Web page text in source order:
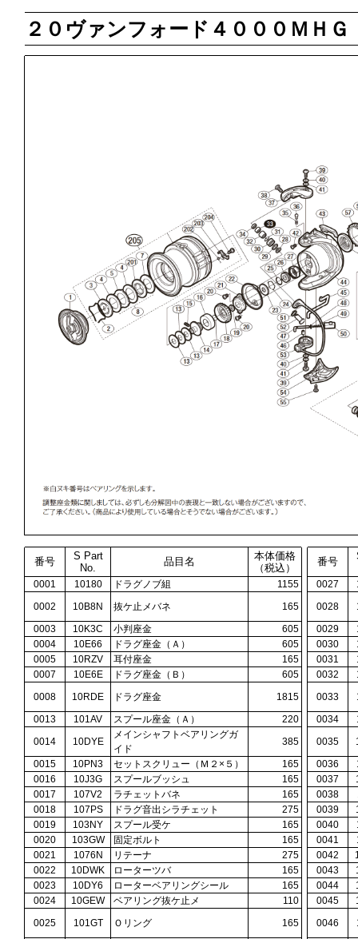
２０ヴァンフォード４０００ＭＨＧ
番号
S Part
No.
品目名
本体価格
（税込）
番号
0001 10180 ドラグノブ組 1155 0027
0002
10B8N 抜ケ止メバネ 165 0028
0003
10K3C 小判座金 605 0029
0004
10E66 ドラグ座金（Ａ） 605 0030
0005
10RZV 耳付座金 165 0031
0007
10E6E ドラグ座金（Ｂ） 605 0032
0008
10RDE ドラグ座金 1815 0033
0013
101AV スプール座金（Ａ） 220 0034
0014
10DYE
メインシャフトベアリングガ
イド
385 0035
0015
10PN3 セットスクリュー（Ｍ２×５） 165 0036
0016
10J3G スプールブッシュ 165 0037
0017
107V2 ラチェットバネ 165 0038
0018
107PS ドラグ音出シラチェット 275 0039
0019
103NY スプール受ケ 165 0040
0020
103GW 固定ボルト 165 0041
0021
1076N リテーナ 275 0042
0022
10DWK ローターツバ 165 0043
0023
10DY6 ローターベアリングシール 165 0044
0024
10GEW ベアリング抜ケ止メ 110 0045
0025
101GT Ｏリング 165 0046